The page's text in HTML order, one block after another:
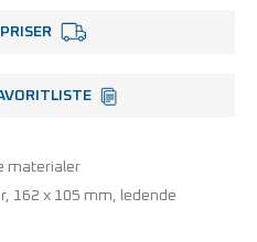
materialer
162 x 105 mm, ledende